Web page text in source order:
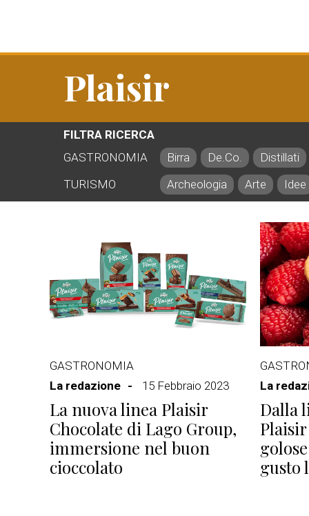
Plaisir
FILTRA RICERCA
GASTRONOMIA
Birra De.Co.
Distillati
TURISMO
Archeologia Arte Idee
GASTRONOMIA
La redazione
15 Febbraio 2023
La nuova linea Plaisir
Chocolate di Lago Group,
immersione nel buon
cioccolato
La
Dalla
gusto